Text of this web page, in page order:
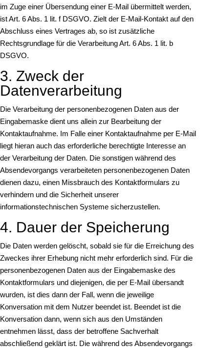
im Zuge einer Übersendung einer E-Mail übermittelt werden,
ist Art. 6 Abs. 1 lit. f DSGVO. Zielt der E-Mail-Kontakt auf den
Abschluss eines Vertrages ab, so ist zusätzliche
Rechtsgrundlage für die Verarbeitung Art. 6 Abs. 1 lit. b
DSGVO.
3. Zweck der
Datenverarbeitung
Die Verarbeitung der personenbezogenen Daten aus der
Eingabemaske dient uns allein zur Bearbeitung der
Kontaktaufnahme. Im Falle einer Kontaktaufnahme per E-Mail
liegt hieran auch das erforderliche berechtigte Interesse an
der Verarbeitung der Daten. Die sonstigen während des
Absendevorgangs verarbeiteten personenbezogenen Daten
dienen dazu, einen Missbrauch des Kontaktformulars zu
verhindern und die Sicherheit unserer
informationstechnischen Systeme sicherzustellen.
4. Dauer der Speicherung
Die Daten werden gelöscht, sobald sie für die Erreichung des
Zweckes ihrer Erhebung nicht mehr erforderlich sind. Für die
personenbezogenen Daten aus der Eingabemaske des
Kontaktformulars und diejenigen, die per E-Mail übersandt
wurden, ist dies dann der Fall, wenn die jeweilige
Konversation mit dem Nutzer beendet ist. Beendet ist die
Konversation dann, wenn sich aus den Umständen
entnehmen lässt, dass der betroffene Sachverhalt
abschließend geklärt ist. Die während des Absendevorgangs